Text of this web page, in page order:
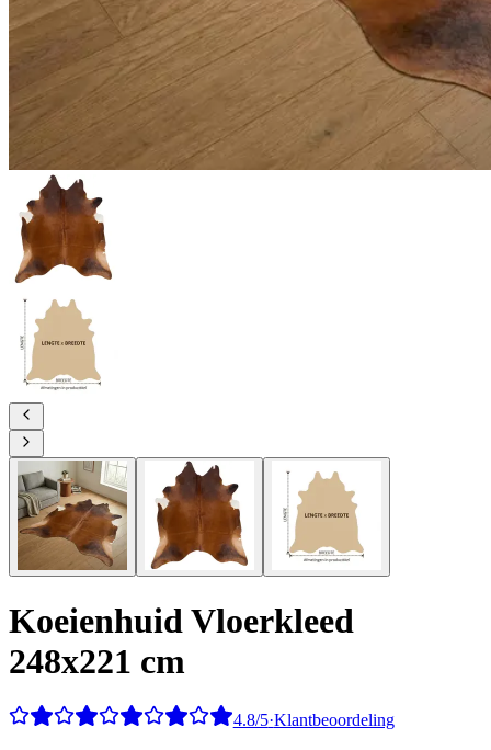
Koeienhuid Vloerkleed
248x221 cm
4.8/5·Klantbeoordeling